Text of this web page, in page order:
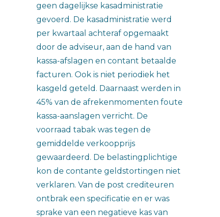
geen dagelijkse kasadministratie
gevoerd. De kasadministratie werd
per kwartaal achteraf opgemaakt
door de adviseur, aan de hand van
kassa-afslagen en contant betaalde
facturen. Ook is niet periodiek het
kasgeld geteld. Daarnaast werden in
45% van de afrekenmomenten foute
kassa-aanslagen verricht. De
voorraad tabak was tegen de
gemiddelde verkoopprijs
gewaardeerd. De belastingplichtige
kon de contante geldstortingen niet
verklaren. Van de post crediteuren
ontbrak een specificatie en er was
sprake van een negatieve kas van